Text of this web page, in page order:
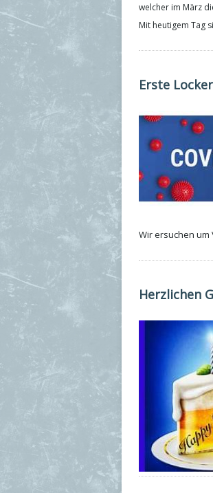
welcher im März
Mit heutigem Tag
Erste
Wir ersuchen
Herzlichen